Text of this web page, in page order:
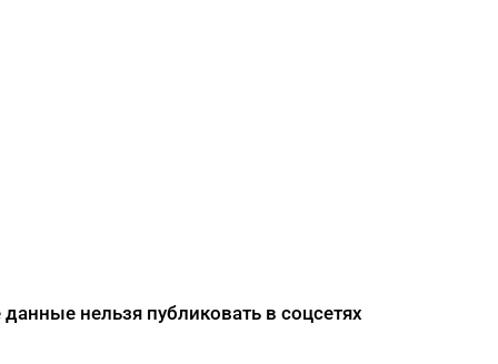
нельзя публиковать в соцсетях